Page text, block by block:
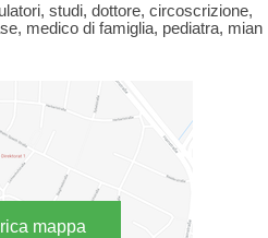
studi, dottore, circoscrizione,
medico di famiglia, pediatra, mian
mappa